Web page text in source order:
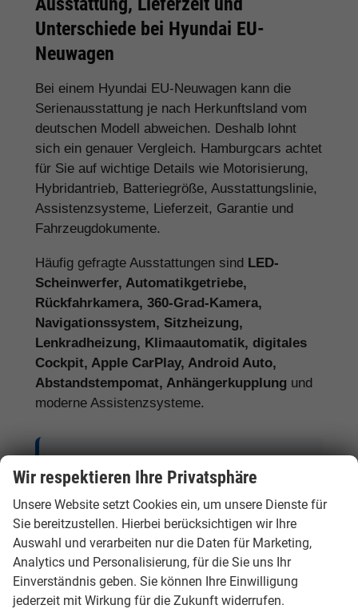
Unterschiede bei Hyundai EU-
Neuwagen
Bei einem Hyundai EU-Neuwagen kann die
Serienausstattung je nach Herkunftsland vom
deutschen Modell abweichen. Deshalb lohnt
sich ein genauer Vergleich. Hamburgcars achtet
für Sie auf wichtige Details wie Motorisierung,
Hybridantrieb, Batteriegröße, Ausstattungslinie,
Assistenzsysteme, Lieferzeit, Garantie und
Fahrzeugdokumente.
Häufig gefragte Ausstattungen sind LED-
Scheinwerfer, Automatikgetriebe,
Rückfahrkamera, 360-Grad-Kamera,
Navigationssystem, Sitzheizung,
Lenkradheizung, Klimaautomatik, digitales
Cockpit, Apple CarPlay, Android Auto,
Abstandstempomat, Anhängerkupplung und
moderne Assistenzsysteme.
Neuwagen nicht nur den Kaufpreis,
sondern auch Ausstattung, Lieferzeit,
Garantieumfang und mögliche
Zusatzkosten. So erkennen Sie den
tatsächlichen Preisvorteil.
Wir respektieren Ihre Privatsphäre
Unsere Website setzt Cookies ein, um unsere Dienste für
Sie bereitzustellen. Hierbei berücksichtigen wir Ihre
Auswahl und verarbeiten nur die Daten für Marketing,
Analytics und Personalisierung, für die Sie uns Ihr
Einverständnis geben. Sie können Ihre Einwilligung
jederzeit mit Wirkung für die Zukunft widerrufen.